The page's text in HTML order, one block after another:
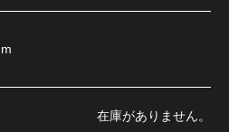
在庫がありません。